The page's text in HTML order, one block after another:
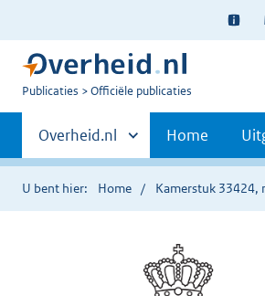
Ter
U
Publicaties Officiële publicaties
Primaire
navigatie
Andere
sites
binnen
Overheid.nl Home
U bent hier: Home Kamerstuk 33424,